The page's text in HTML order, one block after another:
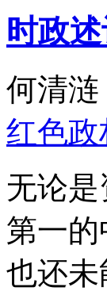
时政
何清涟
红色
无论
第一
也还未